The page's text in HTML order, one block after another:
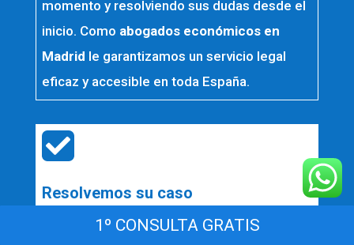
momento y resolviendo sus dudas desde el
inicio. Como abogados económicos en
Madrid le garantizamos un servicio legal
eficaz y accesible en toda España.

Resolvemos su caso
Una vez analizado su asunto, actuamos con
1º CONSULTA GRATIS